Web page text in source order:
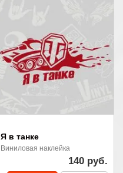
Я в танке
Виниловая наклейка
140 руб.